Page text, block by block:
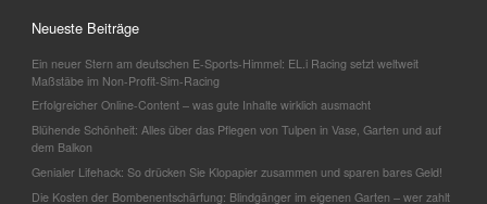
Neueste Beiträge
Ein neuer Stern am deutschen E-Sports-Himmel: EL.i Racing setzt weltweit
Maßstäbe im Non-Profit-Sim-Racing
Erfolgreicher Online-Content – was gute Inhalte wirklich ausmacht
Blühende Schönheit: Alles über das Pflegen von Tulpen in Vase, Garten und auf
dem Balkon
Genialer Lifehack: So drücken Sie Klopapier zusammen und sparen bares Geld!
Die Kosten der Bombenentschärfung: Blindgänger im eigenen Garten – wer zahlt